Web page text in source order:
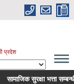
प्रदेश
सामाजिक सुरक्षा भत्ता सम्बन्धी